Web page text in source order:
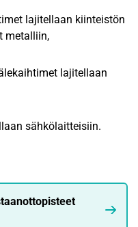
lajitellaan kiinteistön
metalliin,
lajitellaan
sähkölaitteisiin.